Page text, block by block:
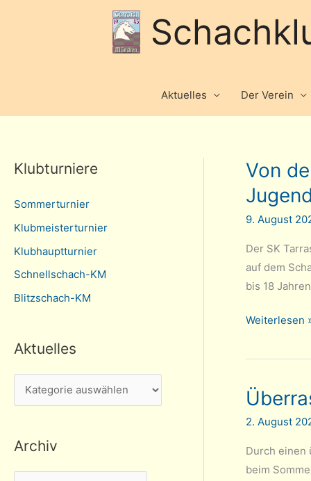
Aktuelles Der Verein
Klubturniere
Sommerturnier
Klubmeisterturnier
Klubhauptturnier
Schnellschach-KM
Blitzschach-KM
Aktuelles
k
u
Archiv
Von
9. August
Der SK
auf dem
bis 18
Von
ersten
bis
Turnierpartie
–
unser
Weiterlesen
2. August
Durch einen
beim